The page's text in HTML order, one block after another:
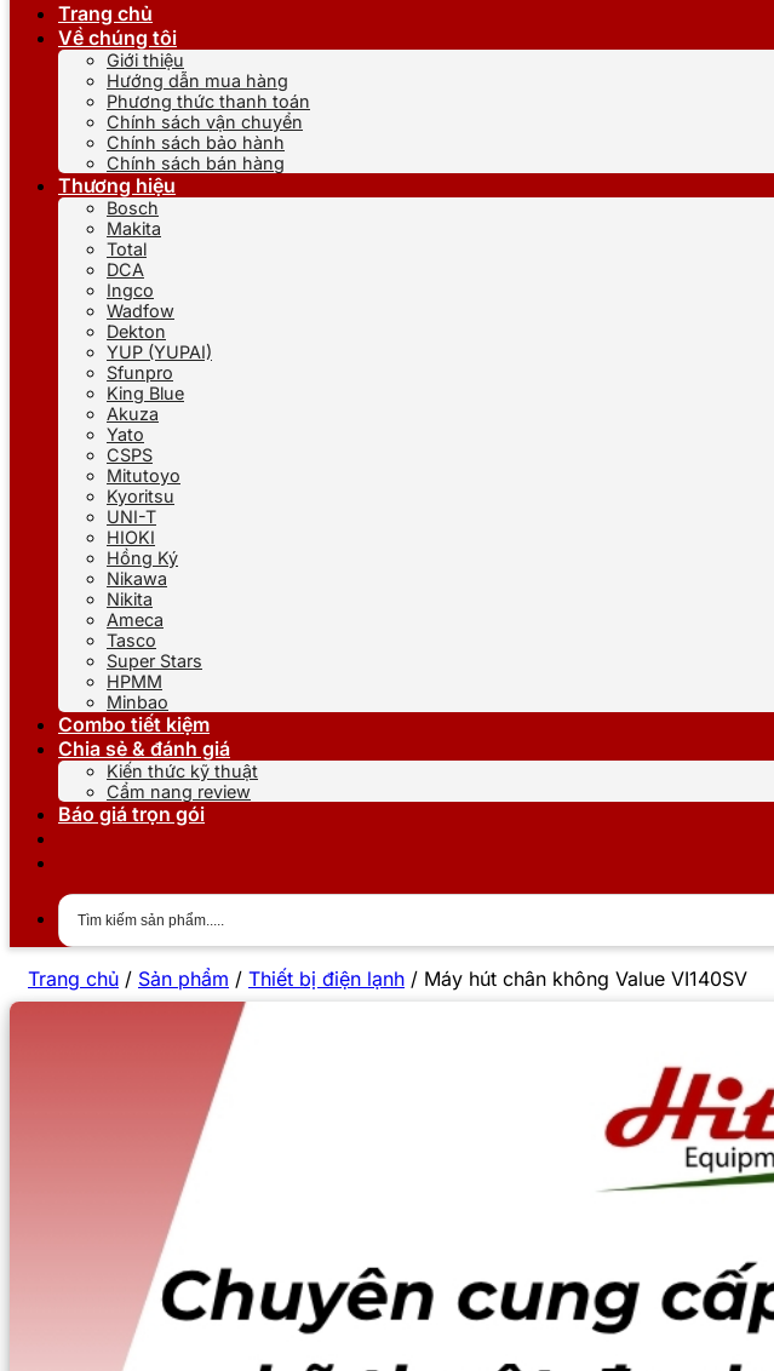
Trang chủ
Về chúng tôi
Giới thiệu
Hướng dẫn mua hàng
Phương thức thanh toán
Chính sách vận chuyển
Chính sách bảo hành
Chính sách bán hàng
Thương hiệu
Bosch
Makita
Total
DCA
Ingco
Wadfow
Dekton
YUP (YUPAI)
Sfunpro
King Blue
Akuza
Yato
CSPS
Mitutoyo
Kyoritsu
UNI-T
HIOKI
Hồng Ký
Nikawa
Nikita
Ameca
Tasco
Super Stars
HPMM
Minbao
Combo tiết kiệm
Chia sẻ & đánh giá
Kiến thức kỹ thuật
Cẩm nang review
Báo giá trọn gói
Trang chủ / Sản phẩm / Thiết bị điện lạnh / Máy hút chân không Value VI140SV